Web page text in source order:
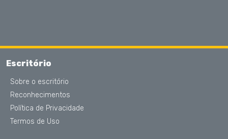
Escritório
Sobre o escritório
Reconhecimentos
Política de Privacidade
Termos de Uso